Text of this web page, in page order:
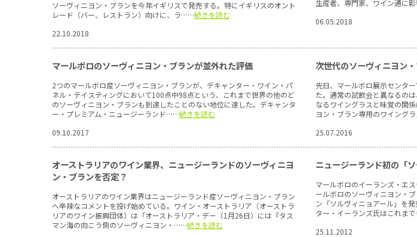
ソーヴィニヨン・ブランを今年イギリスで発売する。特にイギリスのオント
レード（バー、レストラン）向けに、ラ……続きを読む
22.10.2018
生産者、専門家、ワイン通に
06.05.2018
マールボロのソーヴィニヨン・ブランが並外れた評価
2つのマールボロ産ソーヴィニヨン・ブランが、デキャンター・ワイン・パ
ネル・テイスティングにおいて100点中98点という、これまで世界の他のど
のソーヴィニヨン・ブランも到達したことのない地位に達した。デキャンタ
ー・プレミアム・ニュージーランド……続きを読む
09.10.2017
次世代のソーヴィニヨン
先日、マールボロ展示センタ
た。通常の試飲会と異なるの
なるワイングラスと味覚の関
ヨン・ブラン専用のワイング
25.07.2016
オーストラリアのワイン業界、ニュージーランドのソーヴィニヨ
ン・ブランを否定？
オーストラリアのワイン業界はニュージーランド産ソーヴィニヨン・ブラン
へ辛辣なコメントを投げ始めている。ワイン・オーストラリア（オーストラ
リアのワイン振興団体）は「オーストラリア・デー（1月26日）には『タス
マン海の向こう側のソーヴィニヨン・……続きを読む
ニュージーランド初の「
マールボロのイーランズ・エ
ールボロのソーヴィニヨン・
ン「ソルヴィニョアール」を
ター・イーランズ氏はこれま
25.11.2012